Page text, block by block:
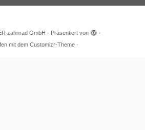
zahnrad GmbH · Präsentiert von
·
mit dem Customizr-Theme ·